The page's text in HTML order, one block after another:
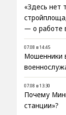
«Здесь нет
— о работе
07.08 в 14:45
Мошенники
07.08 в 13:30
Почему
станции»?